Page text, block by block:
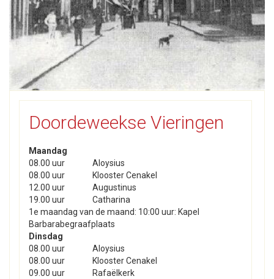
Doordeweekse Vieringen
Maandag
08.00 uur
Aloysius
08.00 uur
Klooster Cenakel
12.00 uur
Augustinus
19.00 uur
Catharina
1e maandag van de maand: 10:00 uur: Kapel
Barbarabegraafplaats
Dinsdag
08.00 uur
Aloysius
08.00 uur
Klooster Cenakel
09.00 uur
Rafaëlkerk